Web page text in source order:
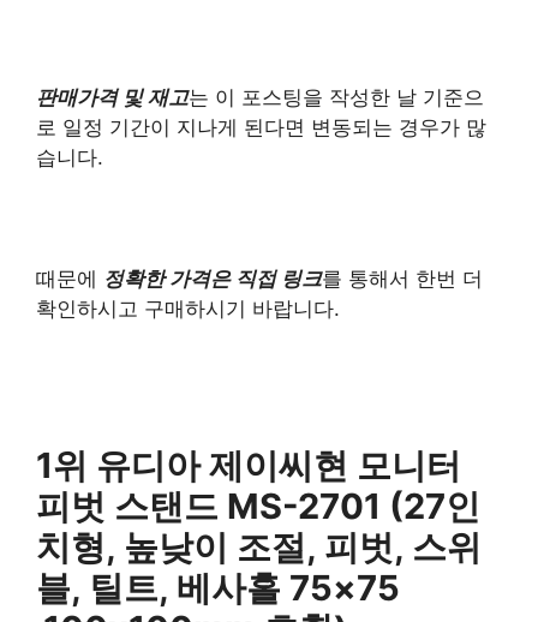
판매가격 및 재고는 이 포스팅을 작성한 날 기준으
로 일정 기간이 지나게 된다면 변동되는 경우가 많
습니다.
때문에 정확한 가격은 직접 링크를 통해서 한번 더
확인하시고 구매하시기 바랍니다.
1위 유디아 제이씨현 모니터
피벗 스탠드 MS-2701 (27인
치형, 높낮이 조절, 피벗, 스위
블, 틸트, 베사홀 75×75